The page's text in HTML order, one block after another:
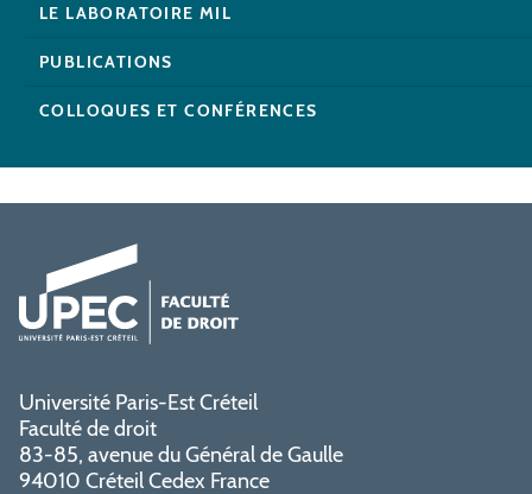
LE LABORATOIRE MIL
PUBLICATIONS
COLLOQUES ET CONFÉRENCES
Université Paris-Est Créteil
Faculté de droit
83-85, avenue du Général de Gaulle
94010 Créteil Cedex France